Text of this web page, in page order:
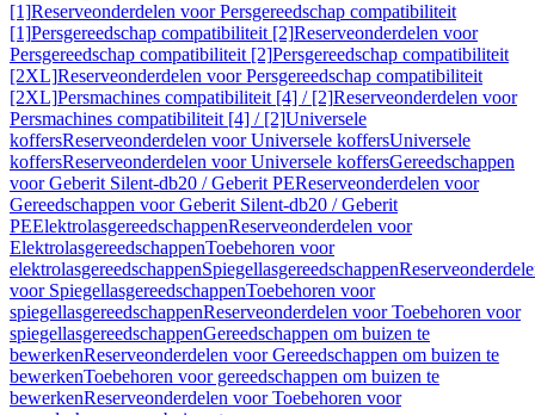
[1]Reserveonderdelen voor Persgereedschap compatibiliteit
[1]Persgereedschap compatibiliteit [2]Reserveonderdelen voor
Persgereedschap compatibiliteit [2]Persgereedschap compatibiliteit
[2XL]Reserveonderdelen voor Persgereedschap compatibiliteit
[2XL]Persmachines compatibiliteit [4] / [2]Reserveonderdelen voor
Persmachines compatibiliteit [4] / [2]Universele
koffersReserveonderdelen voor Universele koffersUniversele
koffersReserveonderdelen voor Universele koffersGereedschappen
voor Geberit Silent-db20 / Geberit PEReserveonderdelen voor
Gereedschappen voor Geberit Silent-db20 / Geberit
PEElektrolasgereedschappenReserveonderdelen voor
ElektrolasgereedschappenToebehoren voor
elektrolasgereedschappenSpiegellasgereedschappen
voor SpiegellasgereedschappenToebehoren voor
spiegellasgereedschappenReserveonderdelen voor Toebehoren voor
spiegellasgereedschappenGereedschappen om buizen te
bewerkenReserveonderdelen voor Gereedschappen om buizen te
bewerkenToebehoren voor gereedschappen om buizen te
bewerkenReserveonderdelen voor Toebehoren voor